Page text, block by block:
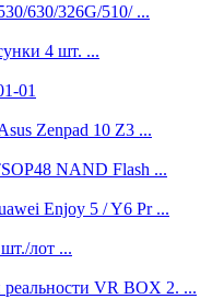
630/326G/510/ ...
4 шт. ...
01
Zenpad 10 Z3 ...
NAND Flash ...
Enjoy 5 / Y6 Pr ...
лот ...
VR BOX 2. ...